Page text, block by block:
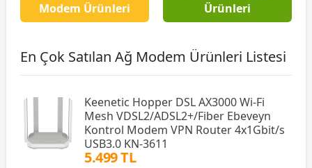
Modem Ürünleri
Ürünleri
En Çok Satılan Ağ Modem Ürünleri Listesi
Keenetic Hopper DSL AX3000 Wi-Fi
Mesh VDSL2/ADSL2+/Fiber Ebeveyn
Kontrol Modem VPN Router 4x1Gbit/s
USB3.0 KN-3611
5.499 TL